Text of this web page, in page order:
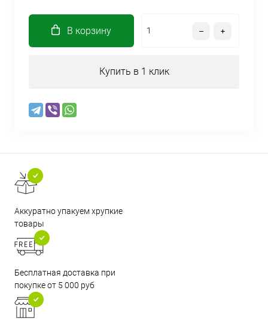
В корзину
Купить в 1 клик
Аккуратно упакуем хрупкие
товары
Бесплатная доставка при
покупке от 5 000 руб